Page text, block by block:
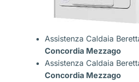
Assistenza Caldaia
Concordia Mezzago
Assistenza Caldaia
Concordia Mezzago